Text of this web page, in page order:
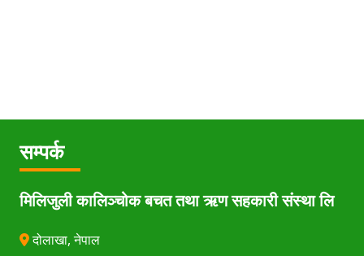
सम्पर्क
मिलिजुली कालिञ्चोक बचत तथा ऋण सहकारी संस्था लि
दोलाखा, नेपाल